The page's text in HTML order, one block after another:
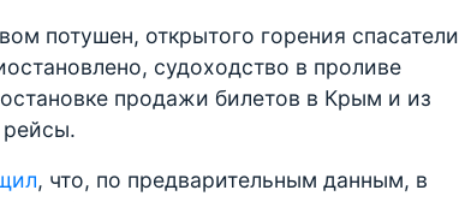
потушен, открытого горения спасатели
судоходство в проливе
продажи билетов в Крым и из
рейсы.
, что, по предварительным данным, в